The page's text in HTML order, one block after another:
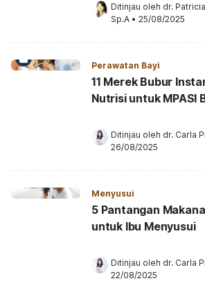
Ditinjau oleh dr.
Sp.A • 25/08/2025
Perawatan Bayi
11 Merek Bubur
Nutrisi untuk MPASI
Ditinjau oleh dr. Carla
26/08/2025
Menyusui
5 Pantangan
untuk Ibu Menyusui
Ditinjau oleh dr. Carla
22/08/2025